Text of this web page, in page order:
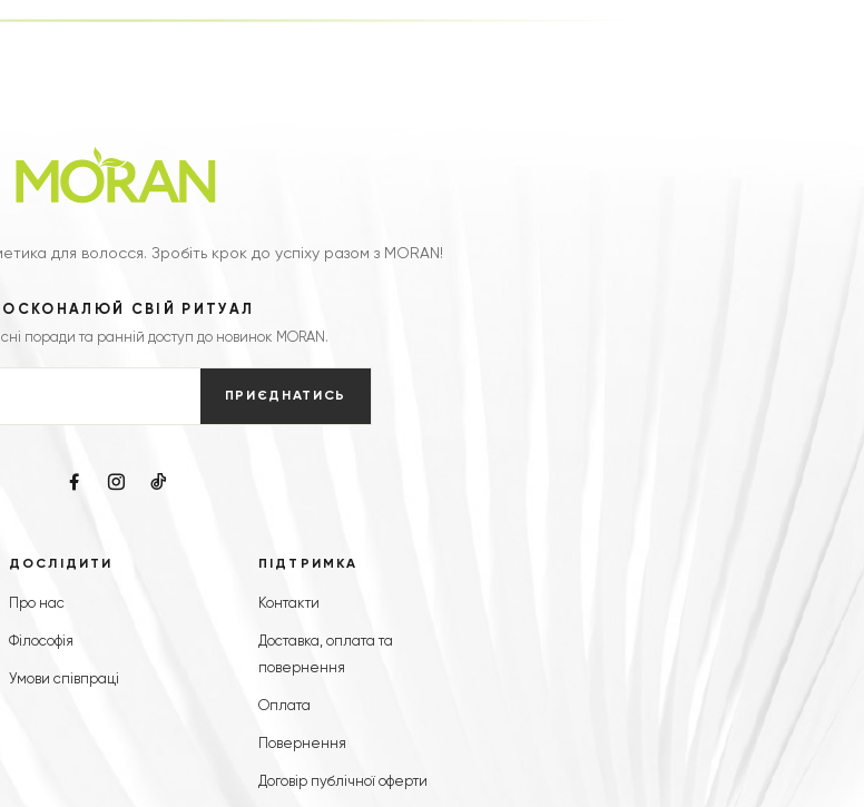
для волосся. Зробіть крок до успіху разом з MORAN!
СВІЙ РИТУАЛ
поради та ранній доступ до новинок MORAN.
ПРИЄДНАТИСЬ
ДОСЛІДИТИ
Про нас
Філософія
Умови співпраці
ПІДТРИМКА
Контакти
Доставка, оплата та
повернення
Оплата
Повернення
Договір публічної оферти